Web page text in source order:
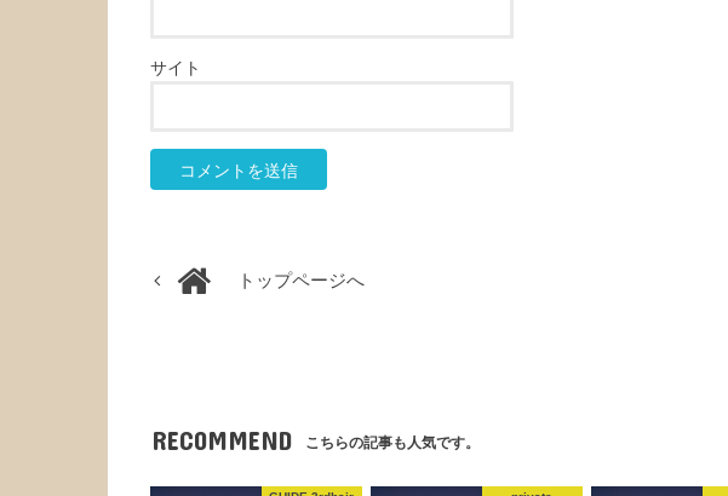
サイト
トップページへ
RECOMMEND こちらの記事も人気です。